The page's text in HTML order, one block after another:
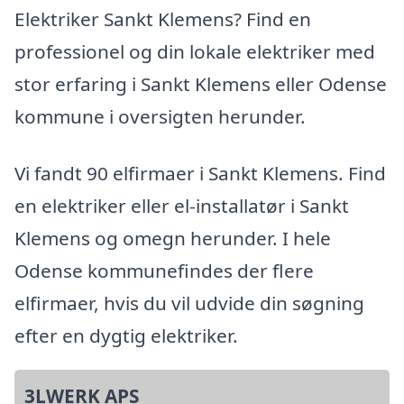
Elektriker Sankt Klemens? Find en
professionel og din lokale elektriker med
stor erfaring i Sankt Klemens eller Odense
kommune i oversigten herunder.
Vi fandt 90 elfirmaer i Sankt Klemens. Find
en elektriker eller el-installatør i Sankt
Klemens og omegn herunder. I hele
Odense kommunefindes der flere
elfirmaer, hvis du vil udvide din søgning
efter en dygtig elektriker.
3LWERK APS